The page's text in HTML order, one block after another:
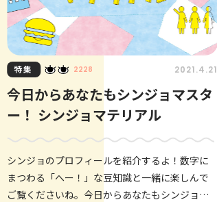
特集 2228 2021.4.21
今日からあなたもシンジョマスタ
ー！ シンジョマテリアル
シンジョのプロフィールを紹介するよ！数字に
まつわる「へー！」な豆知識と一緒に楽しんで
ご覧くださいね。今日からあなたもシンジョマ